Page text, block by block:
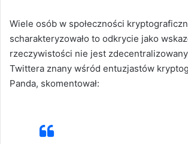
Wiele osób w społeczności
scharakteryzowało to odkrycie jako
rzeczywistości nie jest
Twittera znany wśród entuzjastów
Panda, skomentował: